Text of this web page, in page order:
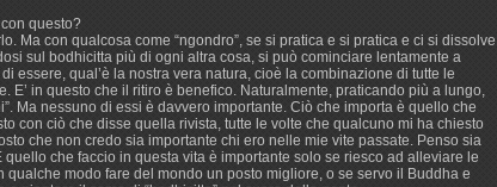
questo?
Ma con qualcosa come “ngondro”, se si pratica e si pratica e ci si dissolve
sul bodhicitta più di ogni altra cosa, si può cominciare lentamente a
essere, qual’è la nostra vera natura, cioè la combinazione di tutte le
E’ in questo che il ritiro è benefico. Naturalmente, praticando più a lungo,
Ma nessuno di essi è davvero importante. Ciò che importa è quello che
con ciò che disse quella rivista, tutte le volte che qualcuno mi ha chiesto
che non credo sia importante chi ero nelle mie vite passate. Penso sia
che faccio in questa vita è importante solo se riesco ad alleviare le
qualche modo fare del mondo un posto migliore, o se servo il Buddha e